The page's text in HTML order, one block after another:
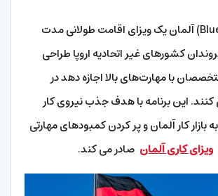
بلو کارت (Blue Card) آلمان یک ویزای اقامت طولانی مدت
کشورهای غیر اتحادیه اروپا طراحی
با مهارت‌های بالا اجازه دهد در
کنند. این برنامه با هدف جذب نیروی کار
کار آلمان و پر کردن کمبودهای مهارتی
ویزای کاری آلمان صادر می کند.